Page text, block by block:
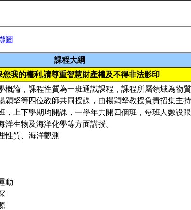
圖
課程大綱
您我的權利,請尊重智慧財產權及不得非法影印
概論，課程性質為一班通識課程，課程所屬領域為物
穎堅等四位教師共同授課，由楊穎堅教授負責招集主
，上下學期均開課，一學年共開四個班，每班人數設
洋生物及海洋化學等方面講授。
性質、海洋觀測
動